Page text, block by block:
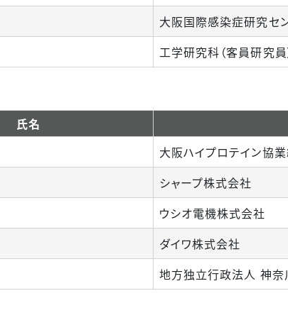
大阪国際感染症研究セ
工学研究科（客員研究員
氏名
大阪ハイプロテイン協
シャープ株式会社
ウシオ電機株式会社
ダイワ株式会社
地方独立行政法人 神奈